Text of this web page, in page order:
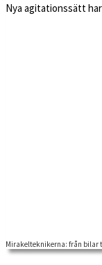
Nya agitationssätt
Mirakelteknikerna: från bilar